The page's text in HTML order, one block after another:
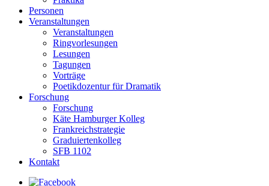
Personen
Veranstaltungen
Veranstaltungen
Ringvorlesungen
Lesungen
Tagungen
Vorträge
Poetikdozentur für Dramatik
Forschung
Forschung
Käte Hamburger Kolleg
Frankreichstrategie
Graduiertenkolleg
SFB 1102
Kontakt